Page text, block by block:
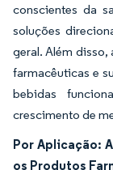
conscientes da
soluções
geral. Além disso,
farmacêuticas e
bebidas
crescimento de
Por Aplicação:
os Produtos